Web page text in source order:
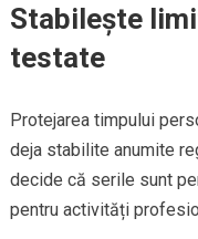
Stabilește
testate
Protejarea timpului
deja stabilite anumite
decide că serile sunt
pentru activități